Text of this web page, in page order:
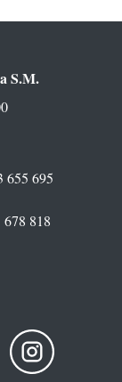
S.M.
655 695
818